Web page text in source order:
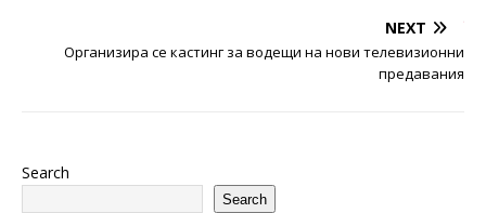
NEXT
Организира се кастинг за водещи на нови телевизионни
предавания
Search
Search